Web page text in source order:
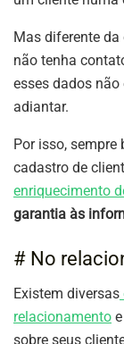
Mas diferente
não tenha
esses dados
adiantar.
Por isso,
cadastro de
enriquecimento
garantia às
# No
Existem diversas
relacionamento
sobre seus